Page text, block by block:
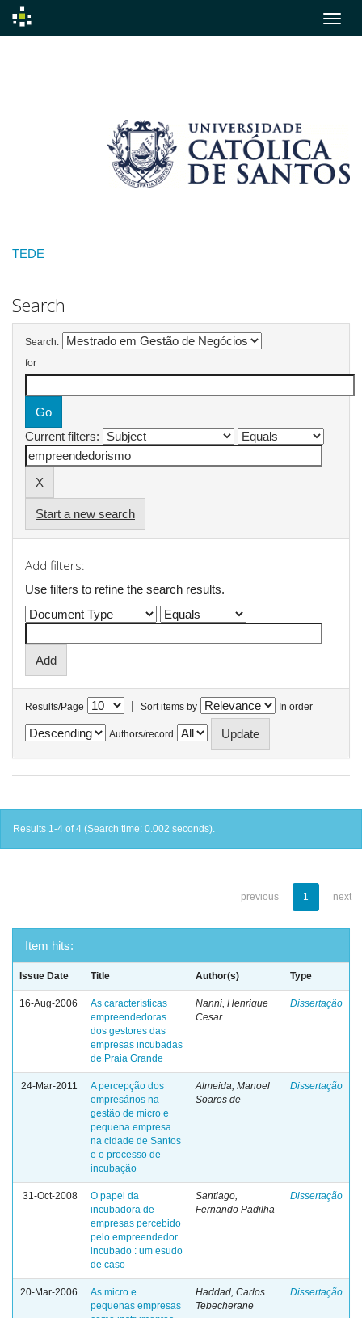
TEDE
Search
Search:
for
Current filters:
Start a new search
Add filters:
Use filters to refine the search results.
Results/Page | Sort items by In order
Authors/record
Results 1-4 of 4 (Search time: 0.002 seconds).
previous 1 next
Item hits:
Issue Date Title Author(s) Type
16-Aug-2006
As características
empreendedoras
dos gestores das
empresas incubadas
de Praia Grande
Nanni, Henrique
Cesar
Dissertação
24-Mar-2011
A percepção dos
empresários na
gestão de micro e
pequena empresa
na cidade de Santos
e o processo de
incubação
Almeida, Manoel
Soares de
Dissertação
31-Oct-2008
O papel da
incubadora de
empresas percebido
pelo empreendedor
incubado : um esudo
de caso
Santiago,
Fernando Padilha
Dissertação
20-Mar-2006
As micro e
pequenas empresas
Haddad, Carlos
Tebecherane
Dissertação